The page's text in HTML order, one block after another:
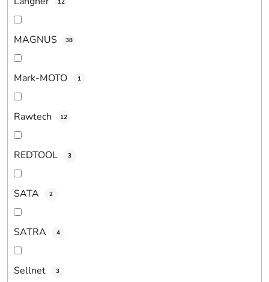
12
MAGNUS 38
Mark-MOTO 1
Rawtech 12
REDTOOL 3
SATA 2
SATRA 4
Sellnet 3